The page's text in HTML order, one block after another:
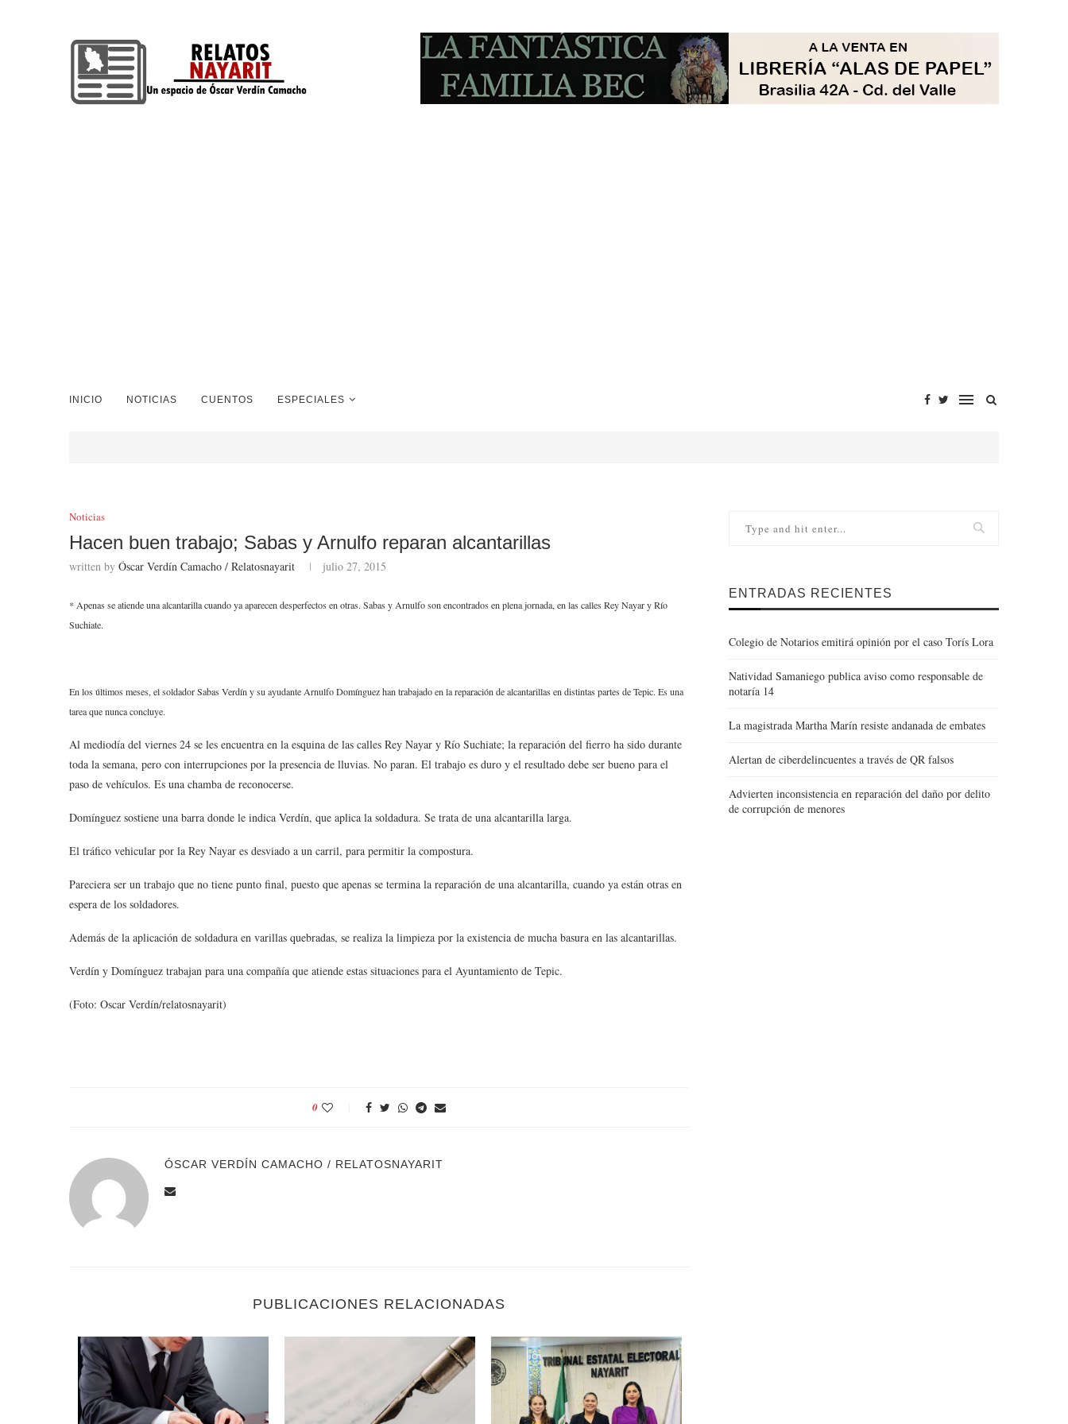
INICIO NOTICIAS CUENTOS ESPECIALES
Noticias
Hacen buen trabajo; Sabas y Arnulfo reparan alcantarillas
written by Óscar Verdín Camacho / Relatosnayarit julio 27, 2015
* Apenas se atiende una alcantarilla cuando ya aparecen desperfectos en otras. Sabas y Arnulfo son encontrados en plena jornada, en las calles Rey Nayar y Río
Suchiate.
En los últimos meses, el soldador Sabas Verdín y su ayudante Arnulfo Domínguez han trabajado en la reparación de alcantarillas en distintas partes de Tepic. Es una
tarea que nunca concluye.
Al mediodía del viernes 24 se les encuentra en la esquina de las calles Rey Nayar y Río Suchiate; la reparación del fierro ha sido durante
toda la semana, pero con interrupciones por la presencia de lluvias. No paran. El trabajo es duro y el resultado debe ser bueno para el
paso de vehículos. Es una chamba de reconocerse.
Domínguez sostiene una barra donde le indica Verdín, que aplica la soldadura. Se trata de una alcantarilla larga.
El tráfico vehicular por la Rey Nayar es desviado a un carril, para permitir la compostura.
Pareciera ser un trabajo que no tiene punto final, puesto que apenas se termina la reparación de una alcantarilla, cuando ya están otras en
espera de los soldadores.
Además de la aplicación de soldadura en varillas quebradas, se realiza la limpieza por la existencia de mucha basura en las alcantarillas.
Verdín y Domínguez trabajan para una compañía que atiende estas situaciones para el Ayuntamiento de Tepic.
(Foto: Oscar Verdín/relatosnayarit)
0
ÓSCAR VERDÍN CAMACHO / RELATOSNAYARIT
PUBLICACIONES RELACIONADAS
ENTRADAS RECIENTES
Colegio de Notarios emitirá opinión por el caso Torís Lora
Natividad Samaniego publica aviso como responsable de
notaría 14
La magistrada Martha Marín resiste andanada de embates
Alertan de ciberdelincuentes a través de QR falsos
Advierten inconsistencia en reparación del daño por delito
de corrupción de menores